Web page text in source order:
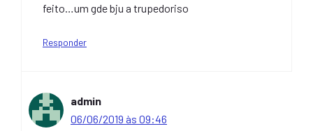
feito…um gde bju a trupedoriso
Responder
admin
06/06/2019 às 09:46